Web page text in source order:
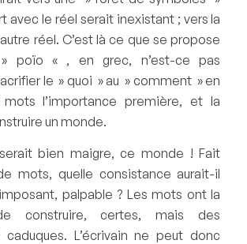
avec le réel serait inexistant ; vers la
réel. C’est là ce que se propose
poïo « , en grec, n’est-ce pas
le » quoi » au » comment » en
l’importance première, et la
un monde.
bien maigre, ce monde ! Fait
mots, quelle consistance aurait-il
palpable ? Les mots ont la
construire, certes, mais des
caduques. L’écrivain ne peut donc